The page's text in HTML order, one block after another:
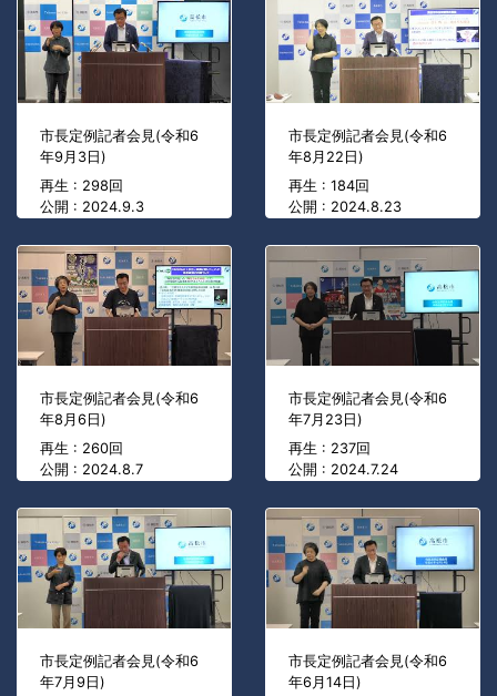
市長定例記者会見(令和6
年9月3日)
再生 : 298回
公開 : 2024.9.3
市長定例記者会見(令和6
年8月22日)
再生 : 184回
公開 : 2024.8.23
市長定例記者会見(令和6
年8月6日)
再生 : 260回
公開 : 2024.8.7
市長定例記者会見(令和6
年7月23日)
再生 : 237回
公開 : 2024.7.24
市長定例記者会見(令和6
年7月9日)
市長定例記者会見(令和6
年6月14日)